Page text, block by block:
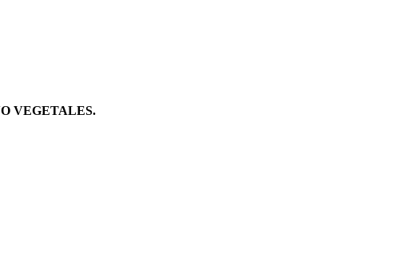
VEGETALES.